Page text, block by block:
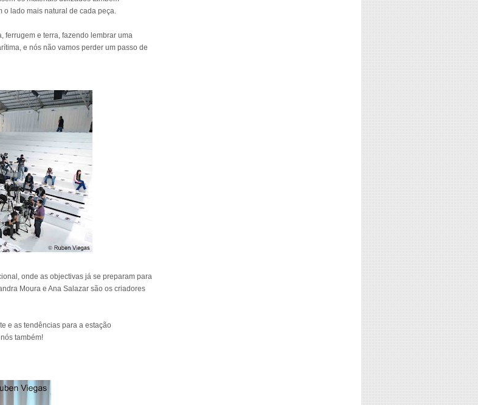
o lado mais natural de cada peça.
ferrugem e terra, fazendo lembrar uma
e nós não vamos perder um passo de
onde as objectivas já se preparam para
Moura e Ana Salazar são os criadores
e as tendências para a estação
também!